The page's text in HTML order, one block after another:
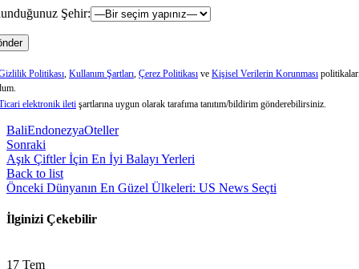
Şehir:
Politikası Kullanım Şartları Çerez Politikası ve Kişisel Verilerin Korunması
elektronik ileti şartlarına uygun olarak tarafıma tanıtım/bildirim gönderebilirsiniz.
BaliEndonezyaOteller
Sonraki
Aşık Çiftler İçin En İyi Balayı Yerleri
Back to list
Önceki Dünyanın En Güzel Ülkeleri: US News Seçti
İlginizi Çekebilir
17 Tem